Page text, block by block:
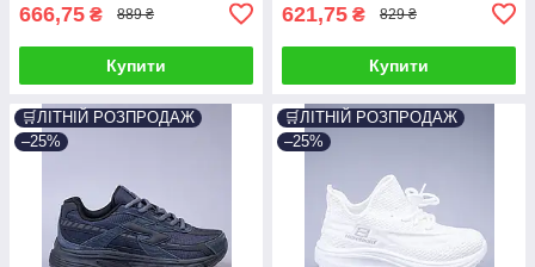
666,75 ₴ 889 ₴
Купити
621,75 ₴ 829 ₴
Купити
🛒ЛІТНІЙ РОЗПРОДАЖ
–25%
🛒ЛІТНІЙ РОЗПРОДАЖ
–25%